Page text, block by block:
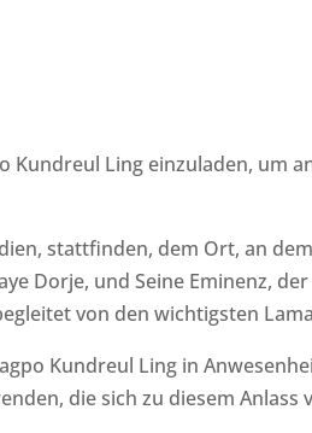
Ling einzuladen, um
stattfinden, dem Ort, an
Dorje, und Seine Eminenz,
von den wichtigsten
Kundreul Ling in
die sich zu diesem